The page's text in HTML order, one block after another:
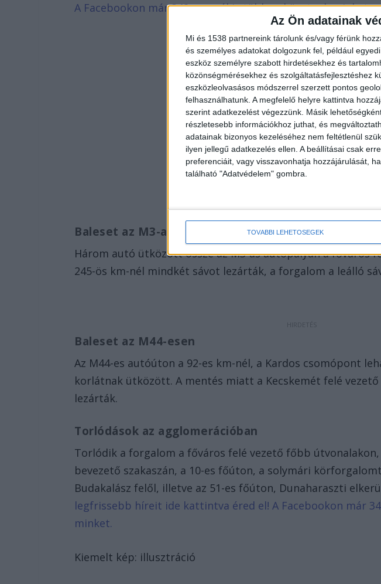
Az Ön adatainak
Mi és 1538 partnereink tárolunk és/vagy férünk
és személyes adatokat dolgozunk fel, például
eszköz személyre szabott hirdetésekhez és
közönségmérésekhez és szolgáltatásfejlesztéshez
eszközleolvasásos módszerrel szerzett pontos
felhasználhatunk. A megfelelő helyre kattintva
szerint adatkezelést végezzünk. Másik
részletesebb információkhoz juthat, és
adatainak bizonyos kezeléséhez nem feltétlenül
ilyen jellegű adatkezelés ellen. A beállításai csak
preferenciáit, vagy visszavonhatja hozzájárulását,
található "Adatvédelem" gombra.
TOVÁBBI LEHETŐSÉGEK
A Facebookon már 342 ezernél is többen követnek minket.
Baleset az M3-ason
Három autó ütközött össze az M3-as autópályán a főváros
245-ös km-nél mindkét sávot lezárták, a forgalom a leálló
Baleset az M44-esen
Az M44-es autóúton a 92-es km-nél, a Kardos csomópont
korlátnak ütközött. A mentés miatt a Kecskemét felé
lezárták.
Torlódások az agglomerációban
Torlódik a forgalom a főváros felé vezető főbb útvonalakon,
bevezető szakaszán, a 10-es főúton, a solymári
Budakalász felől, illetve az 51-es főúton, Dunaharaszti
legfrissebb híreit ide kattintva éred el! A Facebookon már
minket.
Kiemelt kép: illusztráció